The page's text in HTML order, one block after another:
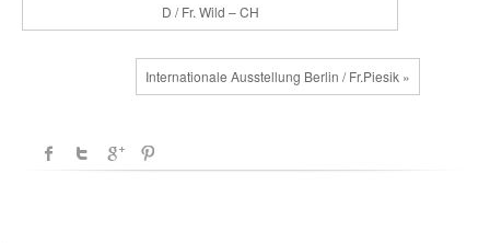
D / Fr. Wild – CH
Internationale Ausstellung Berlin / Fr.Piesik »